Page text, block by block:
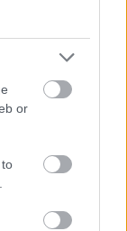
or
σε
της